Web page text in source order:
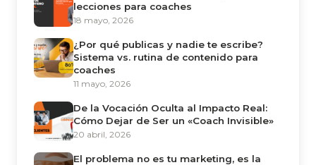
lecciones para coaches
18 mayo, 2026
¿Por qué publicas y nadie te escribe?
Sistema vs. rutina de contenido para
coaches
11 mayo, 2026
De la Vocación Oculta al Impacto Real:
Cómo Dejar de Ser un «Coach Invisible»
20 abril, 2026
El problema no es tu marketing, es la